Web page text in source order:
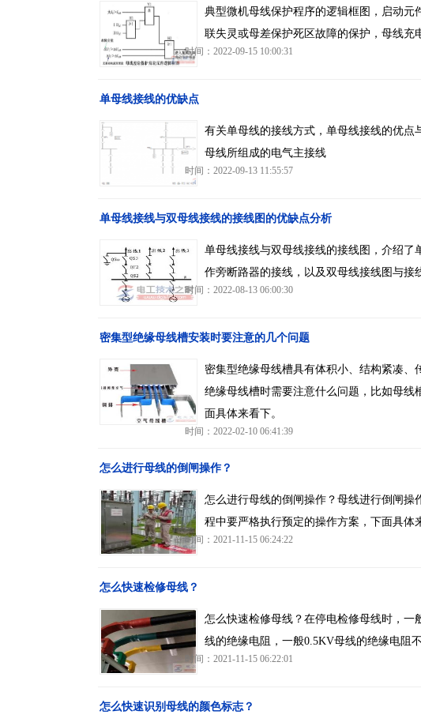
典型微机母线保护程序的逻辑框图，启动
联失灵或母差保护死区故障的保护，母线充
时间：2022-09-15 10:00:31
单母线接线的优缺点
有关单母线的接线方式，单母线接线的优
母线所组成的电气主接线
时间：2022-09-13 11:55:57
单母线接线与双母线接线的接线图的优缺点分析
单母线接线与双母线接线的接线图，介绍
作旁断路器的接线，以及双母线接线图与接
时间：2022-08-13 06:00:30
密集型绝缘母线槽安装时要注意的几个问题
密集型绝缘母线槽具有体积小、结构紧凑
绝缘母线槽时需要注意什么问题，比如母
面具体来看下。
时间：2022-02-10 06:41:39
怎么进行母线的倒闸操作？
怎么进行母线的倒闸操作？母线进行倒闸
程中要严格执行预定的操作方案，下面具体
时间：2021-11-15 06:24:22
怎么快速检修母线？
怎么快速检修母线？在停电检修母线时，
线的绝缘电阻，一般0.5KV母线的绝缘电阻不
时间：2021-11-15 06:22:01
怎么快速识别母线的颜色标志？